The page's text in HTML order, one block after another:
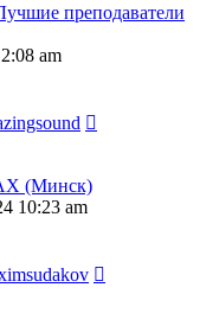
преподаватели
am
(Минск)
10:23 am